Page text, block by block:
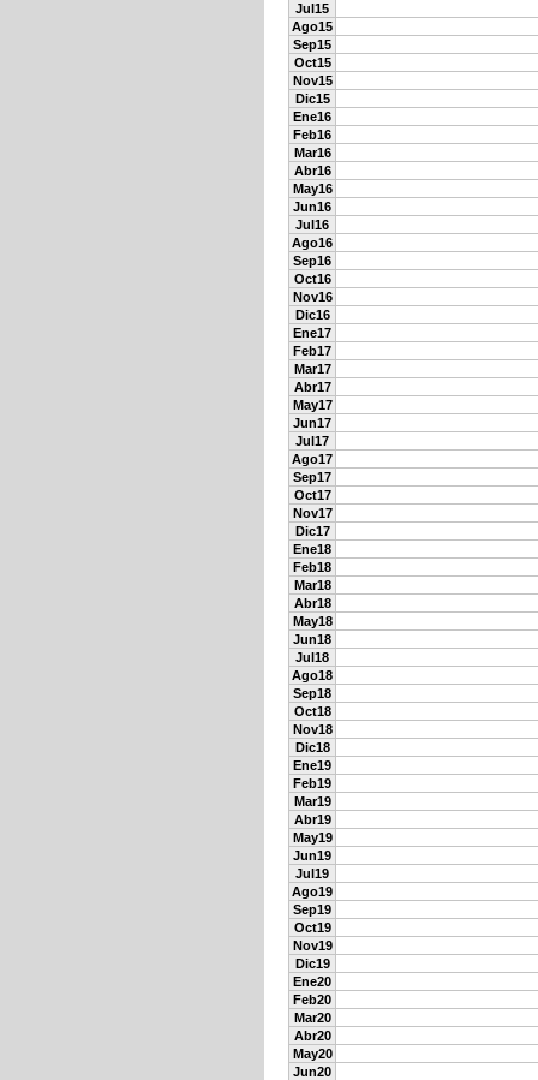
Jul15
Ago15
Sep15
Oct15
Nov15
Dic15
Ene16
Feb16
Mar16
Abr16
May16
Jun16
Jul16
Ago16
Sep16
Oct16
Nov16
Dic16
Ene17
Feb17
Mar17
Abr17
May17
Jun17
Jul17
Ago17
Sep17
Oct17
Nov17
Dic17
Ene18
Feb18
Mar18
Abr18
May18
Jun18
Jul18
Ago18
Sep18
Oct18
Nov18
Dic18
Ene19
Feb19
Mar19
Abr19
May19
Jun19
Jul19
Ago19
Sep19
Oct19
Nov19
Dic19
Ene20
Feb20
Mar20
Abr20
May20
Jun20